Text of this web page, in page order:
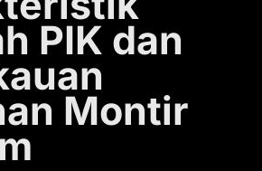
PIK dan
Montir